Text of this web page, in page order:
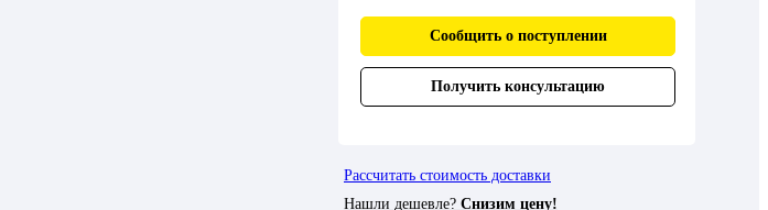
Сообщить о поступлении
Получить консультацию
Рассчитать стоимость доставки
Нашли дешевле? Снизим цену!